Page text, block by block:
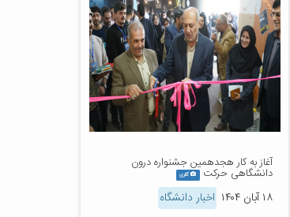
آغاز به کار هجدهمین جشنواره درون
دانشگاهی حرکت گالری
۱۸ آبان ۱۴۰۴ اخبار دانشگاه